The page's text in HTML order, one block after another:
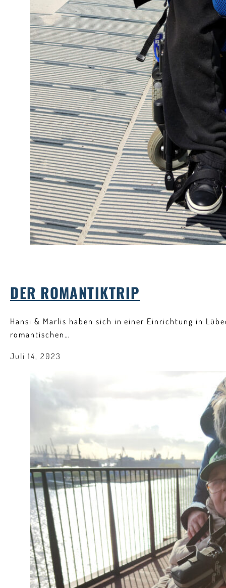
DER ROMANTIKTRIP
Hansi & Marlis haben sich in einer Einrichtung in
romantischen…
Juli 14, 2023